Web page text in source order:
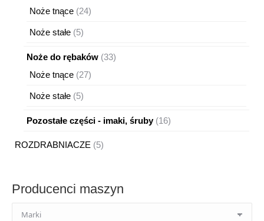
Noże tnące 2424
Noże stałe 55
Noże do rębaków 3333
Noże tnące 2727
Noże stałe 55
Pozostałe części - imaki, śruby 1616
ROZDRABNIACZE
55
Producenci maszyn